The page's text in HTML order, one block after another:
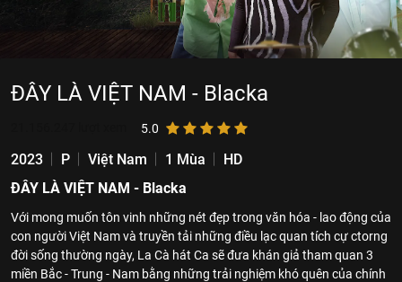
ĐÂY LÀ VIỆT NAM - Blacka
5.0
2023 P Việt Nam 1 Mùa
HD
ĐÂY LÀ VIỆT NAM - Blacka
Với mong muốn tôn vinh những nét đẹp trong văn hóa - lao động của
con người Việt Nam và truyền tải những điều lạc quan tích cự ctorng
đời sống thường ngày, La Cà hát Ca sẽ đưa khán giả tham quan 3
miền Bắc - Trung - Nam bằng những trải nghiệm khó quên của chính